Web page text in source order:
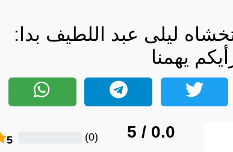
ليلى عبد اللطيف بدا:
يهمنا
0.0
/ 5
5 (
0
)